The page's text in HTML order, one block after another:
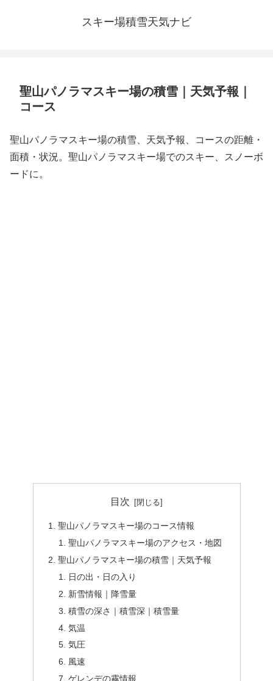
スキー場積雪天気ナビ
聖山パノラマスキー場の積雪｜天気予報｜
コース
聖山パノラマスキー場の積雪、天気予報、コースの距離・
面積・状況。聖山パノラマスキー場でのスキー、スノーボ
ードに。
目次
聖山パノラマスキー場のコース情報
聖山パノラマスキー場のアクセス・地図
聖山パノラマスキー場の積雪｜天気予報
日の出・日の入り
新雪情報｜降雪量
積雪の深さ｜積雪深｜積雪量
気温
気圧
風速
ゲレンデの霧情報